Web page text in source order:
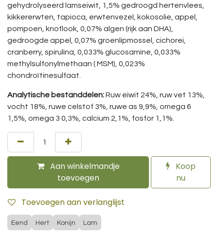
gehydrolyseerd lamseiwit, 1,5% gedroogd hertenvlees,
kikkererwten, tapioca, erwtenvezel, kokosolie, appel,
pompoen, knoflook, 0,07% algen (rijk aan DHA),
gedroogde appel, 0,07% groenlipmossel, cichorei,
cranberry, spirulina, 0,033% glucosamine, 0,033%
methylsulfonylmethaan ( MSM), 0,023%
chondroïtinesulfaat.
Analytische bestanddelen:Ruw eiwit 24%, ruw vet 13%,
vocht 18%, ruwe celstof 3%, ruwe as 9,9%, omega 6
1,5%, omega 3 0,3%, calcium 2,1%, fosfor 1,1%.
Aan winkelmandje
toevoegen
Koop
nu
Toevoegen aan verlanglijst
Eend Hert Konijn Lam